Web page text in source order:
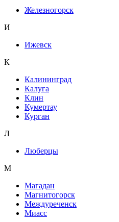
Железногорск
И
Ижевск
К
Калининград
Калуга
Клин
Кумертау
Курган
Л
Люберцы
М
Магадан
Магнитогорск
Междуреченск
Миасс